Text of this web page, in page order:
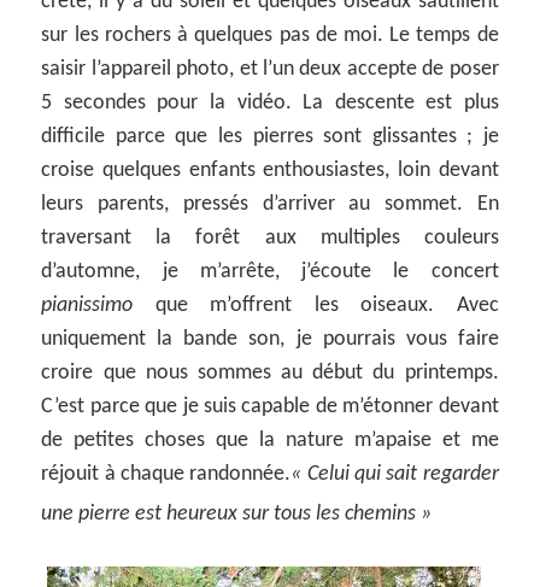
sur les rochers à quelques pas de moi. Le temps de
saisir l’appareil photo, et l’un deux accepte de poser
5 secondes pour la vidéo. La descente est plus
difficile parce que les pierres sont glissantes ; je
croise quelques enfants enthousiastes, loin devant
leurs parents, pressés d’arriver au sommet. En
traversant la forêt aux multiples couleurs
d’automne, je m’arrête, j’écoute le concert
pianissimo que m’offrent les oiseaux. Avec
uniquement la bande son, je pourrais vous faire
croire que nous sommes au début du printemps.
C’est parce que je suis capable de m’étonner devant
de petites choses que la nature m’apaise et me
réjouit à chaque randonnée.« Celui qui sait regarder
une pierre est heureux sur tous les chemins »